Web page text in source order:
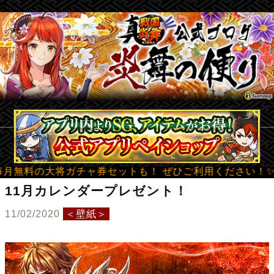
b
将ガチャ券セットも！ ぜひご利用ください！✨ ☝☝☝☝
11月カレンダープレゼント！
11/02/2020 ＜壁紙＞